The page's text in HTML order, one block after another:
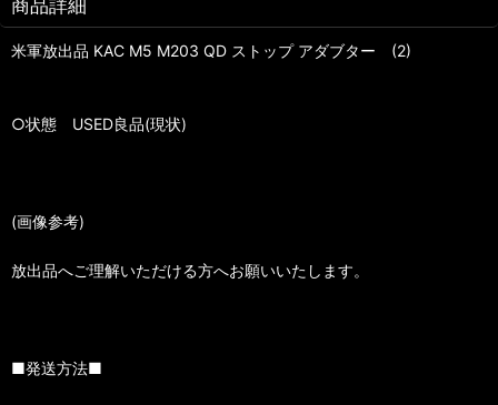
商品詳細
米軍放出品 KAC M5 M203 QD ストップ アダブター (2)
○状態 USED良品(現状)
(画像参考)
放出品へご理解いただける方へお願いいたします。
■発送方法■